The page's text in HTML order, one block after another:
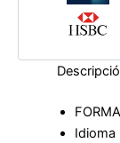
Idioma